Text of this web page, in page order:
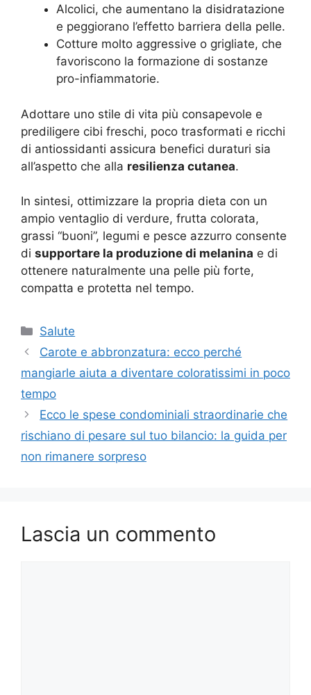
Alcolici, che aumentano la disidratazione
e peggiorano l’effetto barriera della pelle.
Cotture molto aggressive o grigliate, che
favoriscono la formazione di sostanze
pro-infiammatorie.
Adottare uno stile di vita più consapevole e
prediligere cibi freschi, poco trasformati e ricchi
di antiossidanti assicura benefici duraturi sia
all’aspetto che alla resilienza cutanea.
In sintesi, ottimizzare la propria dieta con un
ampio ventaglio di verdure, frutta colorata,
grassi “buoni”, legumi e pesce azzurro consente
di supportare la produzione di melanina e di
ottenere naturalmente una pelle più forte,
compatta e protetta nel tempo.
Categorie
Salute
Carote e abbronzatura: ecco perché
mangiarle aiuta a diventare coloratissimi in poco
tempo
Ecco le spese condominiali straordinarie che
rischiano di pesare sul tuo bilancio: la guida per
non rimanere sorpreso
Lascia un commento